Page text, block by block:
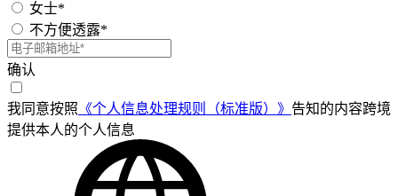
女士*
不方便透露*
确认
我同意按照 《个人信息处理规则（标准版）》 告知的内容跨境
提供本人的个人信息